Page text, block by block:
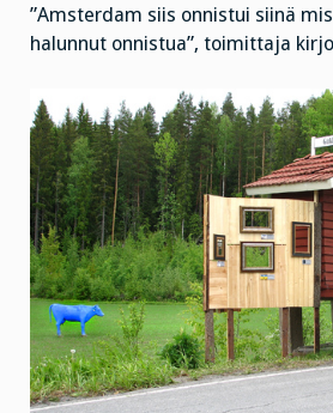
”Amsterdam siis onnistui siinä
halunnut onnistua”, toimittaja